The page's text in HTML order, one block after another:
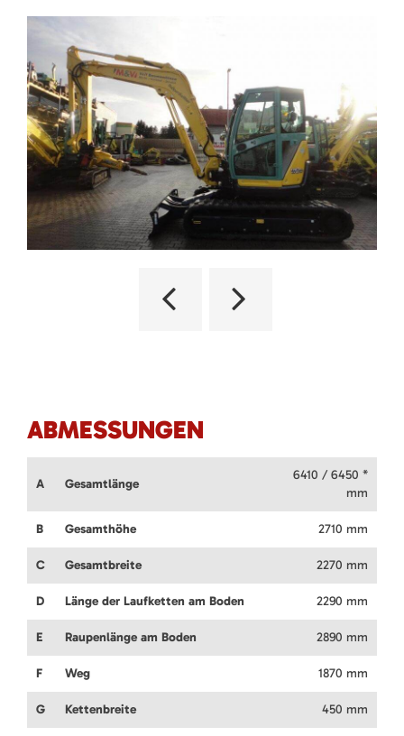
ABMESSUNGEN
A Gesamtlänge
6410 / 6450 *
mm
B Gesamthöhe 2710 mm
C Gesamtbreite 2270 mm
D Länge der Laufketten am Boden 2290 mm
E Raupenlänge am Boden 2890 mm
F Weg 1870 mm
G Kettenbreite 450 mm